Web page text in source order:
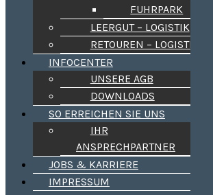
HISTORIE
UNSERE LEISTUNGEN
IM ÜBERBLICK
LAGERLOGISTIK
TRANSPORTLOGISTIK
FUHRPARK
LEERGUT – LOGISTIK
RETOUREN – LOGISTIK
INFOCENTER
UNSERE AGB
DOWNLOADS
SO ERREICHEN SIE UNS
IHR ANSPRECHPARTNER
JOBS & KARRIERE
IMPRESSUM
FUHRPARK
LEERGUT – LOGISTIK
RETOUREN – LOGISTIK
INFOCENTER
UNSERE AGB
DOWNLOADS
SO ERREICHEN SIE UNS
IHR
ANSPRECHPARTNER
JOBS & KARRIERE
IMPRESSUM